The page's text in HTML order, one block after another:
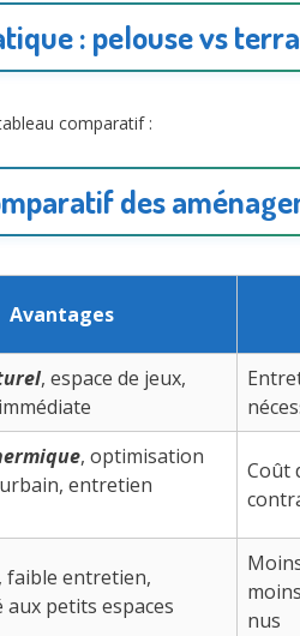
: pelouse vs
comparatif :
des
Avantages
, espace de jeux,
, optimisation
urbain, entretien
Coût
, faible entretien,
petits espaces
nus